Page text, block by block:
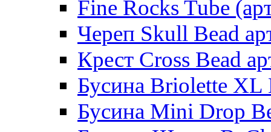
Fine Rocks Tube
Череп Skull Bead
Крест Cross Bead
Бусина Briolette XL
Бусина Mini Drop